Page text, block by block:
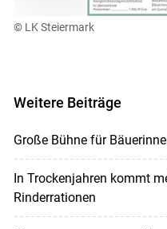
© LK Steiermark
Weitere Beiträge
Große Bühne für
In Trockenjahren kommt
Rinderrationen